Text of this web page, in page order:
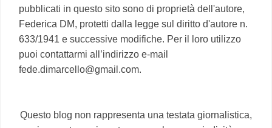
pubblicati in questo sito sono di proprietà dell'autore,
Federica DM, protetti dalla legge sul diritto d'autore n.
633/1941 e successive modifiche. Per il loro utilizzo
puoi contattarmi all’indirizzo e-mail
fede.dimarcello@gmail.com.
Questo blog non rappresenta una testata giornalistica,